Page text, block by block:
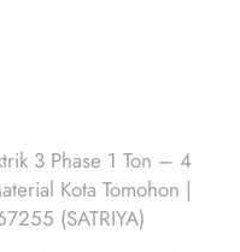
3 Phase 1 Ton – 4
Kota Tomohon |
(SATRIYA)